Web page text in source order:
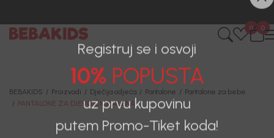
0
0
BEBAKIDS Proizvodi Dječija odjeća Pantalone
Pantalone za bebe
PANTALONE ZA DJEVOJČICE ALENA
Registruj se i osvoji
10%POPUSTA
uz prvu kupovinu